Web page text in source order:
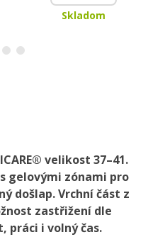
Skladom
velikost 37–41.
gelovými zónami pro
došlap. Vrchní část z
zastřižení dle
práci i volný čas.